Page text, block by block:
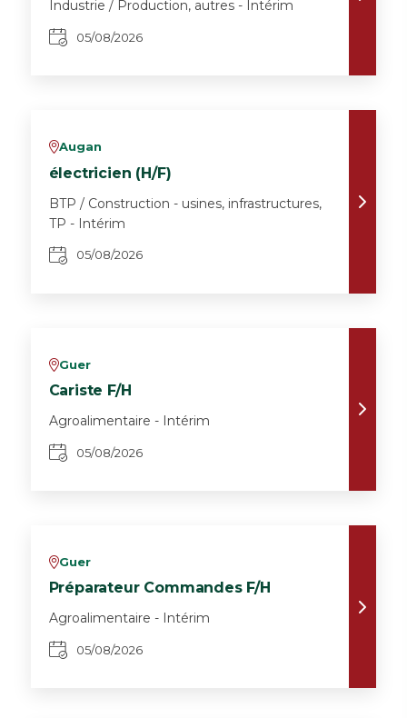
Industrie / Production, autres - Intérim
05/08/2026
vAugan
électricien (H/F)
BTP / Construction - usines, infrastructures,
TP - Intérim
05/08/2026
vGuer
Cariste F/H
Agroalimentaire - Intérim
05/08/2026
vGuer
Préparateur Commandes F/H
Agroalimentaire - Intérim
05/08/2026